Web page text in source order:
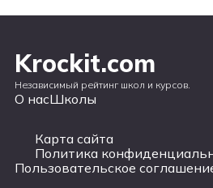
Krockit.com
Независимый рейтинг школ и курсов.
О насШколы
Карта сайта
Политика
Пользовательское